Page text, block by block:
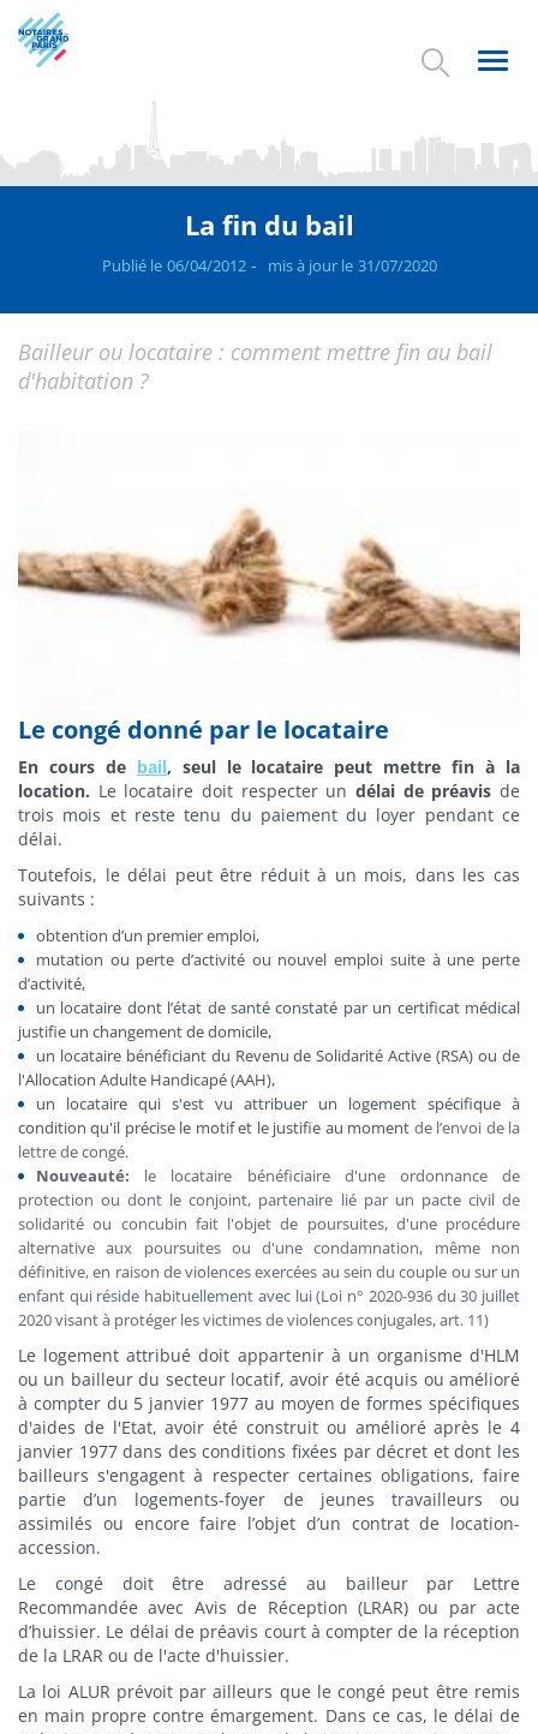
Aller
au
contenu
La fin du bail
Publié le 06/04/2012 mis à jour le 31/07/2020
Bailleur ou locataire : comment mettre fin au bail
d'habitation ?
Le congé donné par le locataire
En cours de bail, seul le locataire peut mettre fin à la
location. Le locataire doit respecter un délai de préavis de
trois mois et reste tenu du paiement du loyer pendant ce
délai.
Toutefois, le délai peut être réduit à un mois, dans les cas
suivants :
obtention d’un premier emploi,
mutation ou perte d’activité ou nouvel emploi suite à une perte
d’activité,
un locataire dont l’état de santé constaté par un certificat médical
justifie un changement de domicile,
un locataire bénéficiant du Revenu de Solidarité Active (RSA) ou de
l'Allocation Adulte Handicapé (AAH),
un locataire qui s'est vu attribuer un logement spécifique à
condition qu'il précise le motif et le justifie au moment de l’envoi de la
lettre de congé.
Nouveauté: le locataire bénéficiaire d'une ordonnance de
protection ou dont le conjoint, partenaire lié par un pacte civil de
solidarité ou concubin fait l'objet de poursuites, d'une procédure
alternative aux poursuites ou d'une condamnation, même non
définitive, en raison de violences exercées au sein du couple ou sur un
enfant qui réside habituellement avec lui (Loi n° 2020-936 du 30 juillet
2020 visant à protéger les victimes de violences conjugales, art. 11)
Le logement attribué doit appartenir à un organisme d'HLM
ou un bailleur du secteur locatif, avoir été acquis ou amélioré
à compter du 5 janvier 1977 au moyen de formes spécifiques
d'aides de l'Etat, avoir été construit ou amélioré après le 4
janvier 1977 dans des conditions fixées par décret et dont les
bailleurs s'engagent à respecter certaines obligations, faire
partie d’un logements-foyer de jeunes travailleurs ou
assimilés ou encore faire l’objet d’un contrat de location-
accession.
Le congé doit être adressé au bailleur par Lettre
Recommandée avec Avis de Réception (LRAR) ou par acte
d’huissier. Le délai de préavis court à compter de la réception
de la LRAR ou de l'acte d'huissier.
La loi ALUR prévoit par ailleurs que le congé peut être remis
en main propre contre émargement. Dans ce cas, le délai de